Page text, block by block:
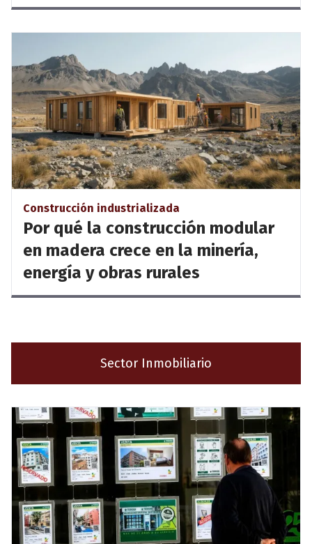
Construcción industrializada
Por qué la construcción modular
en madera crece en la minería,
energía y obras rurales
Sector Inmobiliario